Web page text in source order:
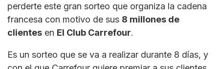
perderte este gran sorteo que organiza la cadena
francesa con motivo de sus 8 millones de
clientes en El Club Carrefour.
Es un sorteo que se va a realizar durante 8 días, y